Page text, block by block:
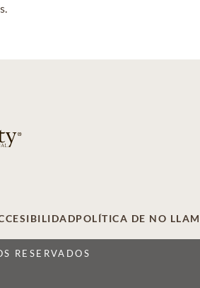
POLÍTICA DE NO
RESERVADOS